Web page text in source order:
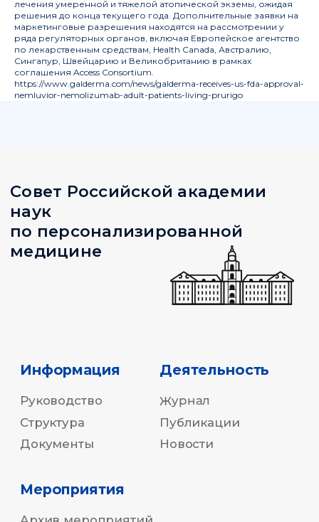
лечения умеренной и тяжелой атопической экземы, ожидая
решения до конца текущего года. Дополнительные заявки на
маркетинговые разрешения находятся на рассмотрении у
ряда регуляторных органов, включая Европейское агентство
по лекарственным средствам, Health Canada, Австралию,
Сингапур, Швейцарию и Великобританию в рамках
соглашения Access Consortium.
https://www.galderma.com/news/galderma-receives-us-fda-approval-
nemluvior-nemolizumab-adult-patients-living-prurigo